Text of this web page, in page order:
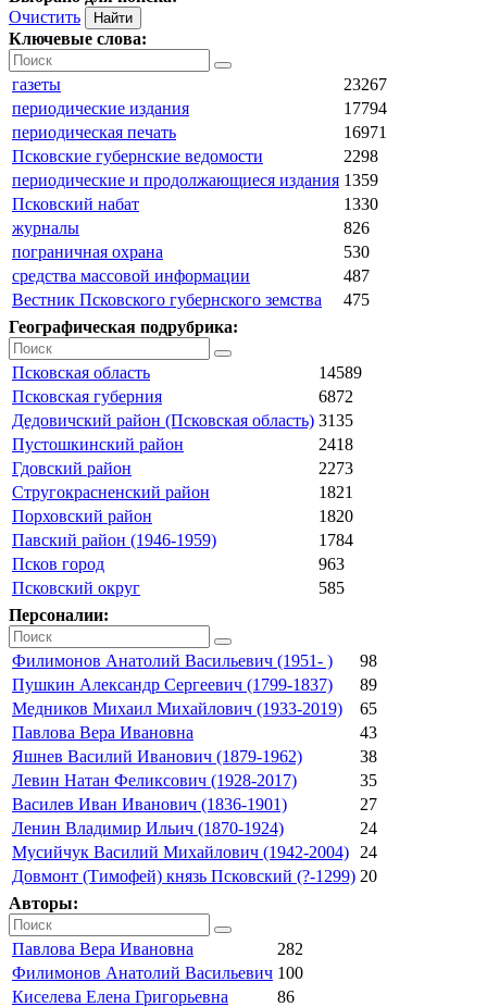
Очистить
Ключевые слова:
газеты
23267
периодические издания
17794
периодическая печать
16971
Псковские губернские ведомости
2298
периодические и продолжающиеся издания 1359
Псковский набат
1330
журналы
826
пограничная охрана
530
средства массовой информации
487
Вестник Псковского губернского земства
475
Географическая подрубрика:
Псковская область
14589
Псковская губерния
6872
Дедовичский район (Псковская область) 3135
Пустошкинский район
2418
Гдовский район
2273
Стругокрасненский район
1821
Порховский район
1820
Павский район (1946-1959)
1784
Псков город
963
Псковский округ
585
Персоналии:
Филимонов Анатолий Васильевич (1951- )
98
Пушкин Александр Сергеевич (1799-1837)
89
Медников Михаил Михайлович (1933-2019)
65
Павлова Вера Ивановна
43
Яшнев Василий Иванович (1879-1962)
38
Левин Натан Феликсович (1928-2017)
35
Василев Иван Иванович (1836-1901)
27
Ленин Владимир Ильич (1870-1924)
24
Мусийчук Василий Михайлович (1942-2004)
24
Довмонт (Тимофей) князь Псковский (?-1299) 20
Авторы:
Павлова Вера Ивановна
282
Филимонов Анатолий Васильевич 100
Киселева Елена Григорьевна
86